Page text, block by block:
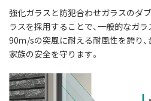
強化ガラスと防犯合わせガラスのダ
ラスを採用することで、一般的なガ
90ｍ/sの突風に耐える耐風性を誇り
家族の安全を守ります。